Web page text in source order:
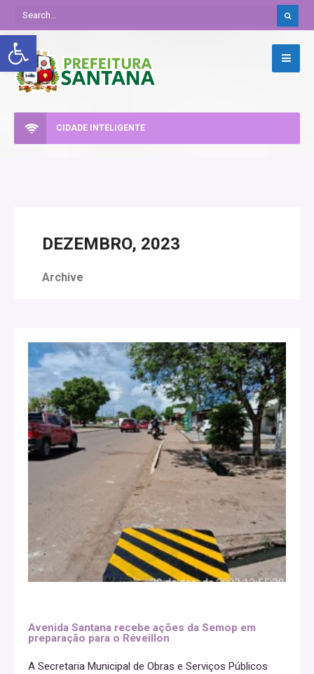
Abrir a barra de ferramentas
CIDADE INTELIGENTE
DEZEMBRO, 2023
Archive
Avenida Santana recebe ações da Semop em
preparação para o Réveillon
A Secretaria Municipal de Obras e Serviços Públicos